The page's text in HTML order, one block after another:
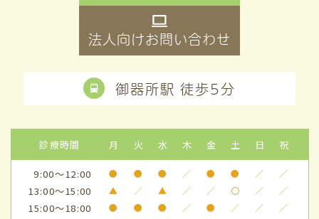
法人向けお問い合わせ
御器所駅 徒歩5分
診療時間 月 火 水 木 金 土 日 祝
9:00～12:00 ● ● ● ／ ● ● ／ ／
13:00～15:00 ▲ ／ ▲ ／ ／ 〇 ／ ／
15:00～18:00 ● ● ● ／ ● ／ ／ ／